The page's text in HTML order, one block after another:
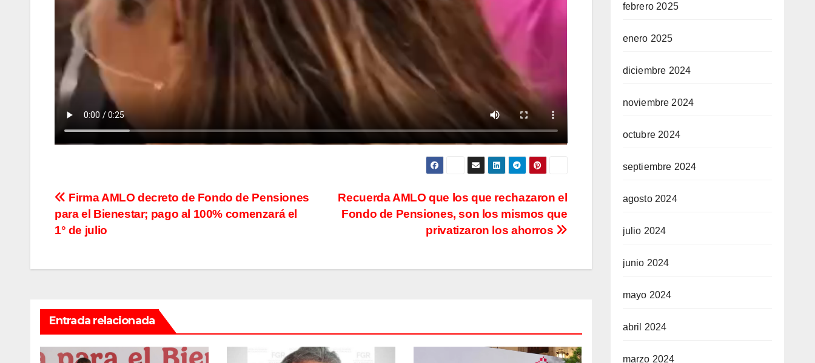
Navegación
de
Recuerda AMLO que los que rechazaron el
Fondo de Pensiones, son los mismos que
privatizaron los ahorros
Firma AMLO decreto de Fondo de Pensiones
para el Bienestar; pago al 100% comenzará el
1° de julio
Entrada relacionada
febrero 2025
enero 2025
diciembre 2024
noviembre 2024
octubre 2024
septiembre 2024
agosto 2024
julio 2024
junio 2024
mayo 2024
abril 2024
marzo 2024